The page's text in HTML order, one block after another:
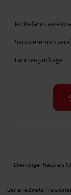
Probefahrt
Servicetermin
Fahrzeuganfrage
1 Ehemaliger Neupreis
Der errechnete